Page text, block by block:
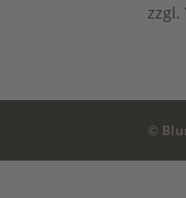
zzgl.
©